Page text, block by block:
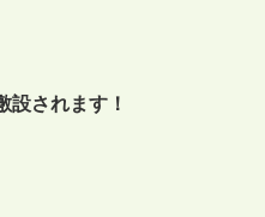
設されます！